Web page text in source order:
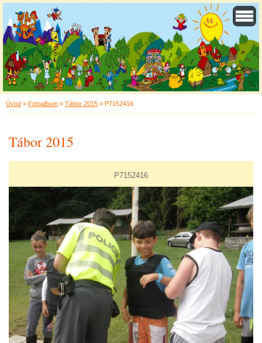
Úvod » Fotoalbum » Tábor 2015 » P7152416
Tábor 2015
P7152416